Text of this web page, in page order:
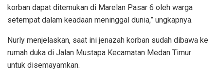
korban dapat ditemukan di Marelan Pasar 6 oleh warga
setempat dalam keadaan meninggal dunia,” ungkapnya.
Nurly menjelaskan, saat ini jenazah korban sudah dibawa ke
rumah duka di Jalan Mustapa Kecamatan Medan Timur
untuk disemayamkan.